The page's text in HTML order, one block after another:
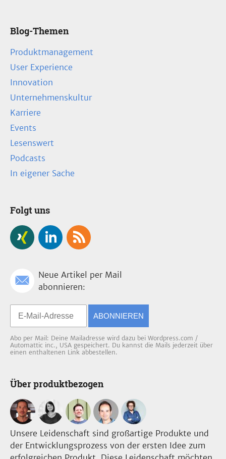
Blog-Themen
Produktmanagement
User Experience
Innovation
Unternehmenskultur
Karriere
Events
Lesenswert
Podcasts
In eigener Sache
Folgt uns
Neue Artikel per Mail
abonnieren:
ABONNIEREN
Abo per Mail: Deine Mailadresse wird dazu bei Wordpress.com /
Automattic inc., USA gespeichert. Du kannst die Mails jederzeit über
einen enthaltenen Link abbestellen.
Über produktbezogen
Unsere Leidenschaft sind großartige Produkte und
der Entwicklungsprozess von der ersten Idee zum